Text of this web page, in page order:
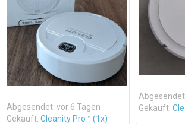
Abgesendet: vor 6 Tagen
Gekauft: Cleanity Pro™ (1x)
Gekauft: